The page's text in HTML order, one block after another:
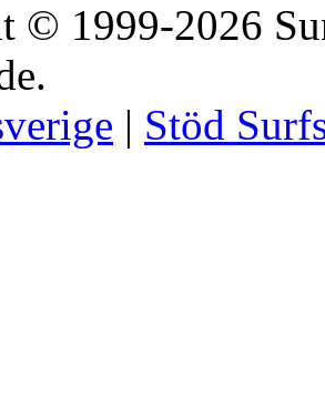
© 1999-2026
| Stöd